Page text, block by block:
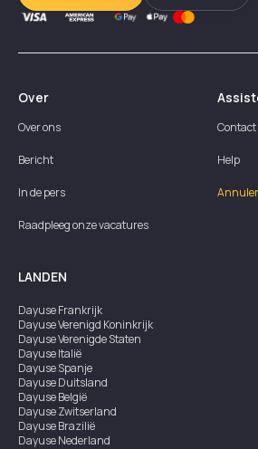
Over
Over ons
Bericht
In de pers
Raadpleeg onze vacatures
Contact
Help
LANDEN
DayuseFrankrijk
DayuseVerenigd Koninkrijk
DayuseVerenigde Staten
DayuseItalië
DayuseSpanje
DayuseDuitsland
DayuseBelgië
DayuseZwitserland
DayuseBrazilië
DayuseNederland